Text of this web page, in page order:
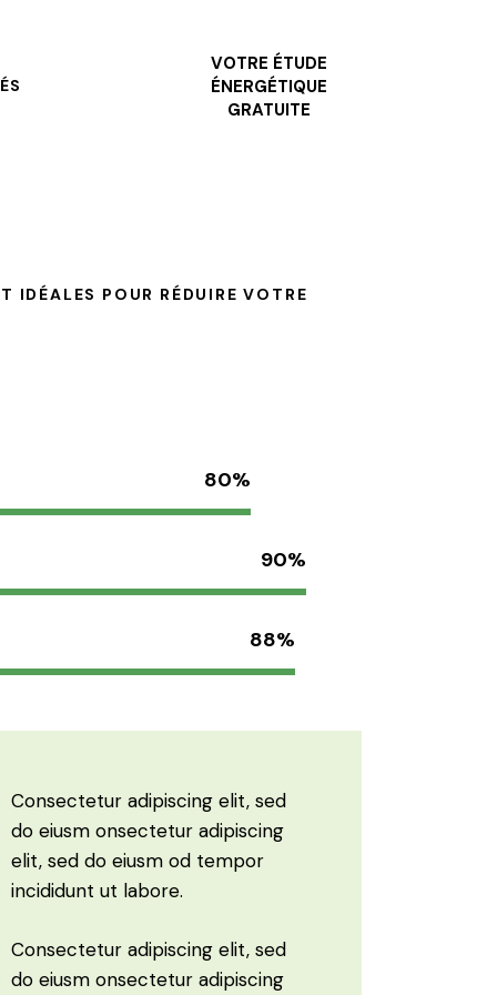
VOTRE ÉTUDE
ÉNERGÉTIQUE
GRATUITE
IDÉALES POUR RÉDUIRE VOTRE
80%
90%
88%
Consectetur adipiscing elit, sed
do eiusm onsectetur adipiscing
elit, sed do eiusm od tempor
incididunt ut labore.
Consectetur adipiscing elit, sed
do eiusm onsectetur adipiscing